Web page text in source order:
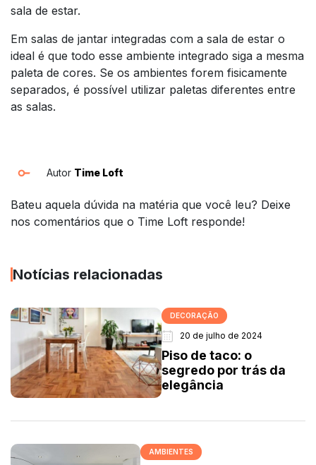
sala de estar.
Em salas de jantar integradas com a sala de estar o
ideal é que todo esse ambiente integrado siga a mesma
paleta de cores. Se os ambientes forem fisicamente
separados, é possível utilizar paletas diferentes entre
as salas.
Autor Time Loft
Bateu aquela dúvida na matéria que você leu? Deixe
nos comentários que o Time Loft responde!
Notícias relacionadas
DECORAÇÃO
20 de julho de 2024
Piso de taco: o
segredo por trás da
elegância
AMBIENTES